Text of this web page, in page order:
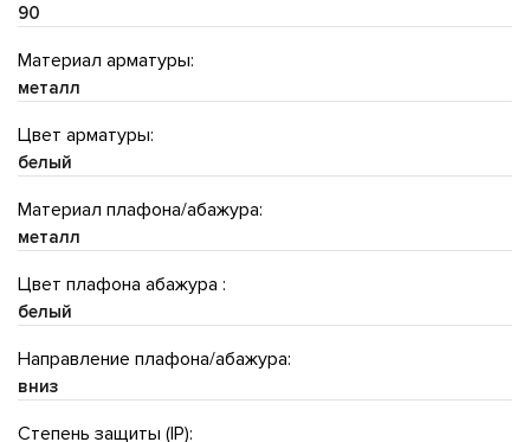
90
Материал арматуры:
металл
Цвет арматуры:
белый
Материал плафона/абажура:
металл
Цвет плафона абажура :
белый
Направление плафона/абажура:
вниз
Степень защиты (IP):